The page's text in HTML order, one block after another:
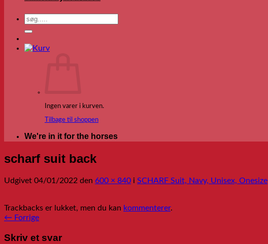
Søg
Ingen varer i kurven.
Tilbage til shoppen
We're in it for the horses
scharf suit back
Udgivet 04/01/2022 den 600 × 840 i SCHARF Suit, Navy, Unisex, Onesize
Trackbacks er lukket, men du kan kommenterer.
← Forrige
Skriv et svar